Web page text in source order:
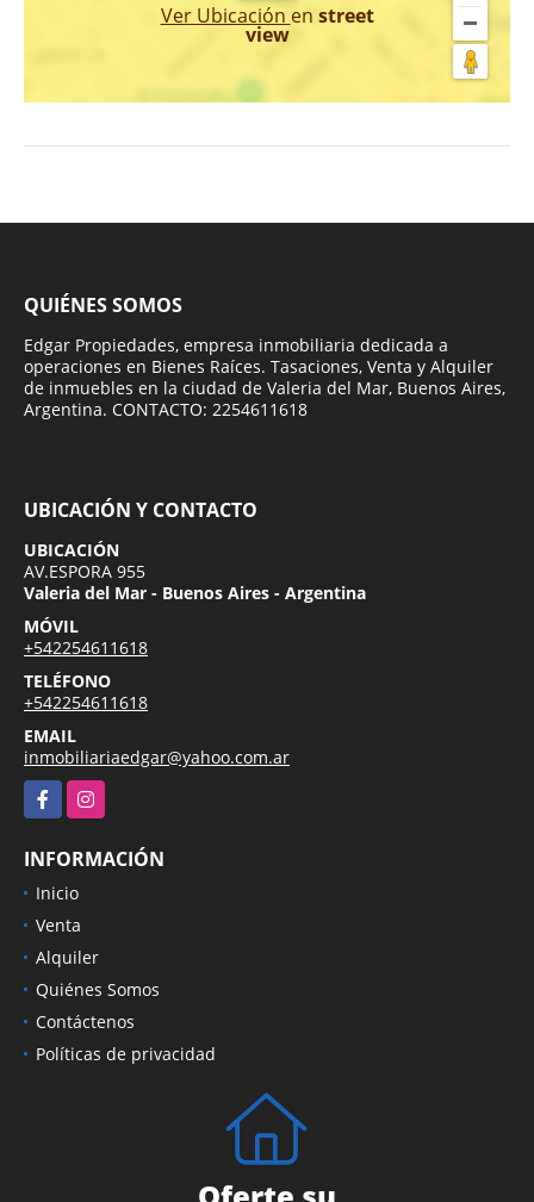
Ver Ubicación en street
view
QUIÉNES SOMOS
Edgar Propiedades, empresa inmobiliaria dedicada a
operaciones en Bienes Raíces. Tasaciones, Venta y Alquiler
de inmuebles en la ciudad de Valeria del Mar, Buenos Aires,
Argentina. CONTACTO: 2254611618
UBICACIÓN Y CONTACTO
UBICACIÓN
AV.ESPORA 955
Valeria del Mar - Buenos Aires - Argentina
MÓVIL
+542254611618
TELÉFONO
+542254611618
EMAIL
inmobiliariaedgar@yahoo.com.ar
FacebookInstagram
INFORMACIÓN
Inicio
Venta
Alquiler
Quiénes Somos
Contáctenos
Políticas de privacidad